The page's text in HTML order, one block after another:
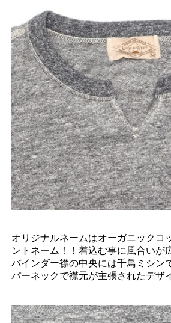
オリジナルネームはオーガニックコ
ントネーム！！着込む事に風合いが
バインダー襟の中央には千鳥ミシン
パーネックで襟元が主張されたデザ